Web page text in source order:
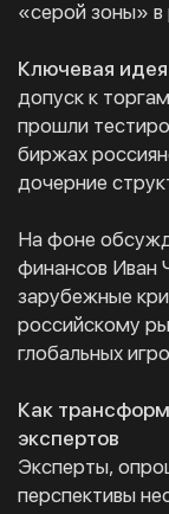
«серой зоны» в
Ключевая идея
допуск к
прошли
биржах
дочерние
На фоне
финансов Иван
зарубежные
российскому
глобальных
Как
экспертов
Эксперты,
перспективы